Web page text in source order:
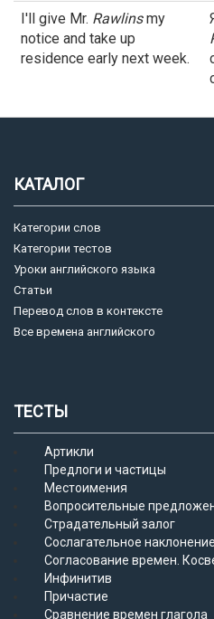
I'll give Mr. Rawlinsmy
notice and take up
residence early next week.
КАТАЛОГ
Категории слов
Категории тестов
Уроки английского языка
Статьи
Перевод слов в контексте
Все времена английского
ТЕСТЫ
Артикли
Предлоги и частицы
Местоимения
Вопросительные
Страдательный залог
Сослагательное наклонение
Согласование времен.
Инфинитив
Причастие
Сравнение времен глагола